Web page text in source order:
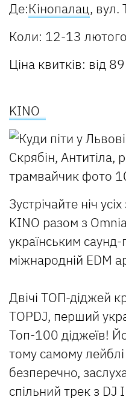
Де:Кінопалац, вул.
Коли: 12-13
Ціна квитків: від
KINO
Зустрiчайте нiч
KINO разом з
українським
міжнародній EDM
Двічі ТОП-діджей
TOPDJ, перший
Топ-100 діджеїв!
тому самому
безперечно,
спільний трек з DJ